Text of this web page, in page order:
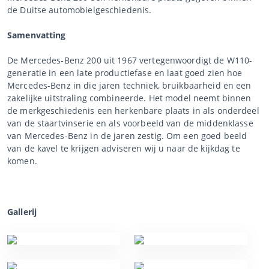
de Duitse automobielgeschiedenis.
Samenvatting
De Mercedes-Benz 200 uit 1967 vertegenwoordigt de W110-
generatie in een late productiefase en laat goed zien hoe
Mercedes-Benz in die jaren techniek, bruikbaarheid en een
zakelijke uitstraling combineerde. Het model neemt binnen
de merkgeschiedenis een herkenbare plaats in als onderdeel
van de staartvinserie en als voorbeeld van de middenklasse
van Mercedes-Benz in de jaren zestig. Om een goed beeld
van de kavel te krijgen adviseren wij u naar de kijkdag te
komen.
Gallerij